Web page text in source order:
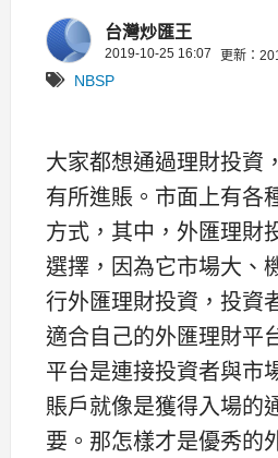
台灣炒匯王
2019-10-25 16:07 更新：
NBSP
大家都想通過理財投資
有所進賬。市面上有各
方式，其中，外匯理財
選擇，因為它市場大、
行外匯理財投資，投資
適合自己的外匯理財平
平台是連接投資者與市
賬戶就像是獲得入場的
要。那怎樣才是優秀的